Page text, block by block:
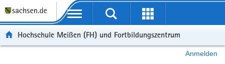
Portalübergreifende Navigation
Hochschule Meißen (FH) und Fortbildungszentrum
Anmelden